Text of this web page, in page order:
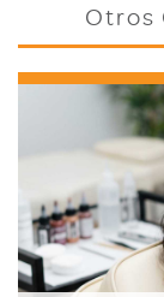
Otros